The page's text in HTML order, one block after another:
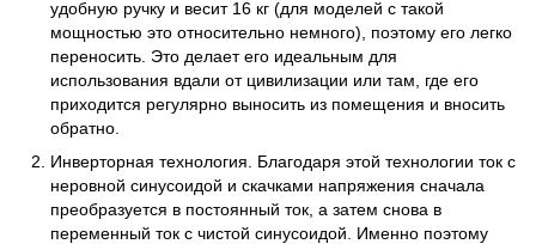
удобную ручку и весит 16 кг (для моделей с такой
мощностью это относительно немного), поэтому его легко
переносить. Это делает его идеальным для
использования вдали от цивилизации или там, где его
приходится регулярно выносить из помещения и вносить
обратно.
Инверторная технология. Благодаря этой технологии ток с
неровной синусоидой и скачками напряжения сначала
преобразуется в постоянный ток, а затем снова в
переменный ток с чистой синусоидой. Именно поэтому